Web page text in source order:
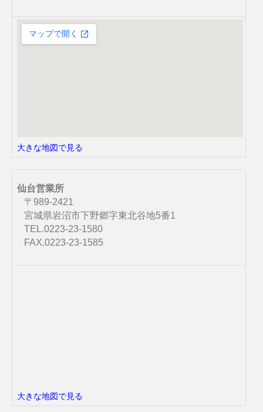
大きな地図で見る
仙台営業所
〒989-2421
宮城県岩沼市下野郷字東北谷地5番1
TEL.0223-23-1580
FAX.0223-23-1585
大きな地図で見る